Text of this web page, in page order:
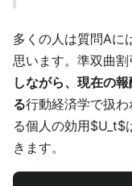
多くの人は質問Aに
思います。準双曲
しながら、現在の
る行動経済学で扱
る個人の効用$U_t$
きます。